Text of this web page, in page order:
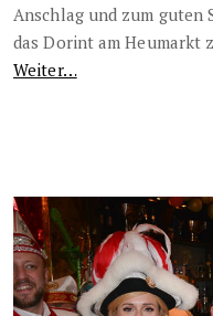
Anschlag und zum guten
das Dorint am Heumarkt
Weiter…